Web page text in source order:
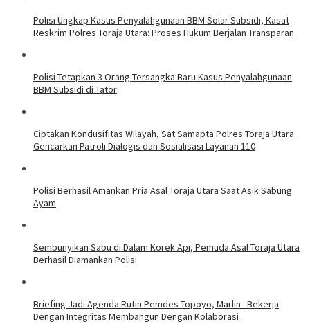
Polisi Ungkap Kasus Penyalahgunaan BBM Solar Subsidi, Kasat
Reskrim Polres Toraja Utara: Proses Hukum Berjalan Transparan
Polisi Tetapkan 3 Orang Tersangka Baru Kasus Penyalahgunaan
BBM Subsidi di Tator
Ciptakan Kondusifitas Wilayah, Sat Samapta Polres Toraja Utara
Gencarkan Patroli Dialogis dan Sosialisasi Layanan 110
Polisi Berhasil Amankan Pria Asal Toraja Utara Saat Asik Sabung
Ayam
Sembunyikan Sabu di Dalam Korek Api, Pemuda Asal Toraja Utara
Berhasil Diamankan Polisi
Briefing Jadi Agenda Rutin Pemdes Topoyo, Marlin : Bekerja
Dengan Integritas Membangun Dengan Kolaborasi